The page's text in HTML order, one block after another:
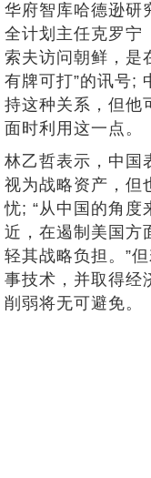
华府智库哈德逊
全计划主任克罗宁
索夫访问朝鲜，是
有牌可打”的讯号;
持这种关系，但他
面时利用这一点。
林乙哲表示，中国
视为战略资产，但
忧; “从中国的角度
近，在遏制美国方
轻其战略负担。”
事技术，并取得经
削弱将无可避免。